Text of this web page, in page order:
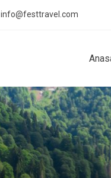
info@festtravel.com